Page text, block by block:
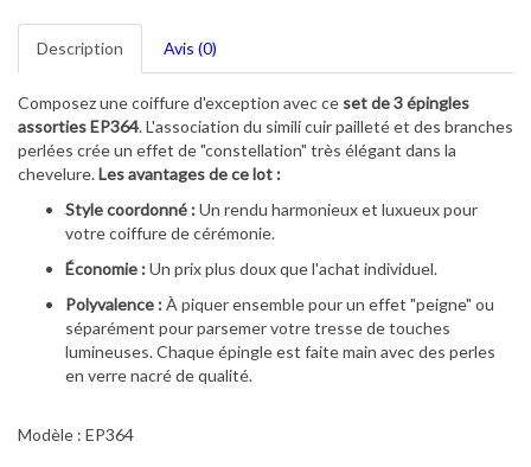
Description Avis (0)
Composez une coiffure d'exception avec ce set de 3 épingles
assorties EP364. L'association du simili cuir pailleté et des branches
perlées crée un effet de "constellation" très élégant dans la
chevelure.Les avantages de ce lot :
Style coordonné :Un rendu harmonieux et luxueux pour
votre coiffure de cérémonie.
Économie :Un prix plus doux que l'achat individuel.
Polyvalence :À piquer ensemble pour un effet "peigne" ou
séparément pour parsemer votre tresse de touches
lumineuses. Chaque épingle est faite main avec des perles
en verre nacré de qualité.
Modèle : EP364